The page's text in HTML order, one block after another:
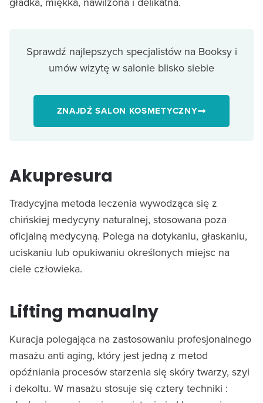
Sprawdź najlepszych specjalistów na Booksy i
umów wizytę w salonie blisko siebie
ZNAJDŹ SALON KOSMETYCZNY
Akupresura
Tradycyjna metoda leczenia wywodząca się z
chińskiej medycyny naturalnej, stosowana poza
oficjalną medycyną. Polega na dotykaniu, głaskaniu,
uciskaniu lub opukiwaniu określonych miejsc na
ciele człowieka.
Lifting manualny
Kuracja polegająca na zastosowaniu profesjonalnego
masażu anti aging, który jest jedną z metod
opóźniania procesów starzenia się skóry twarzy, szyi
i dekoltu. W masażu stosuje się cztery techniki :